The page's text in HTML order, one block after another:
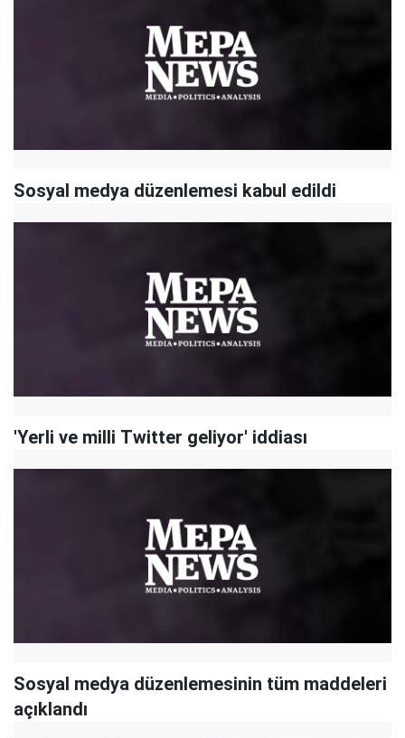
Sosyal medya düzenlemesi kabul edildi
'Yerli ve milli Twitter geliyor' iddiası
Sosyal medya düzenlemesinin tüm maddeleri
açıklandı